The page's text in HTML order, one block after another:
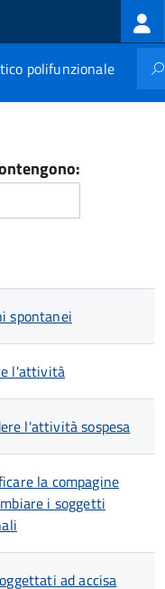
polifunzionale
spontanei
l'attività
l'attività sospesa
la compagine
i soggetti
ad accisa